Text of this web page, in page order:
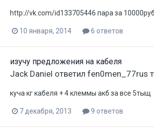
http://vk.com/id133705446 пара за
10 января, 2014 6 ответов
изучу предложения на кабеля
Jack Daniel ответил fen0men_77rus
куча кг кабеля + 4 клеммы акб за все 5тыщ
7 декабря, 2013 9 ответов